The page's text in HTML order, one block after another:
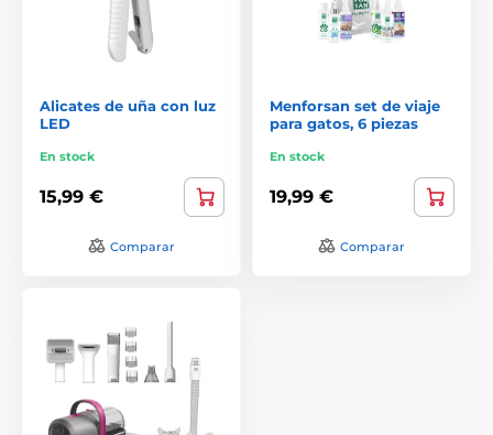
Alicates de uña con luz
LED
En stock
15,99 €
Comparar
Menforsan set de viaje
para gatos, 6 piezas
En stock
19,99 €
Comparar